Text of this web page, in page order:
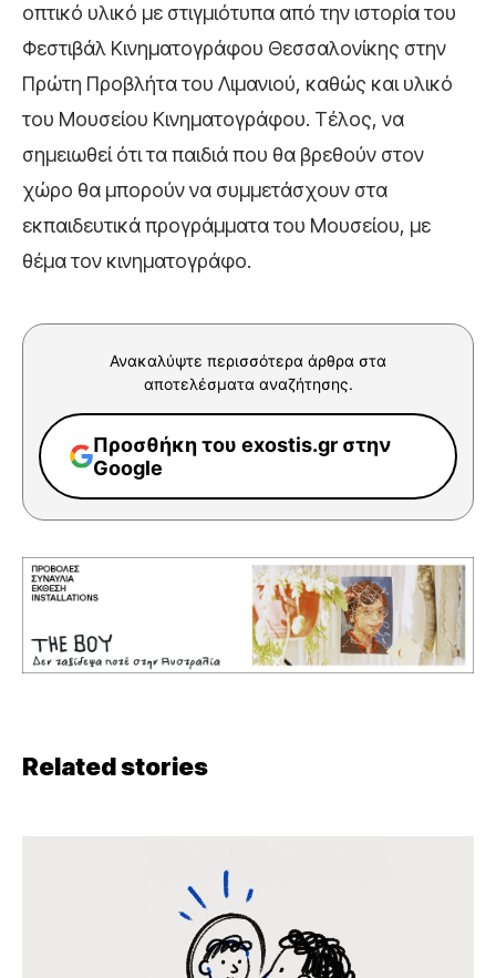
οπτικό υλικό με στιγμιότυπα από την ιστορία του
Φεστιβάλ Κινηματογράφου Θεσσαλονίκης στην
Πρώτη Προβλήτα του Λιμανιού, καθώς και υλικό
του Μουσείου Κινηματογράφου. Τέλος, να
σημειωθεί ότι τα παιδιά που θα βρεθούν στον
χώρο θα μπορούν να συμμετάσχουν στα
εκπαιδευτικά προγράμματα του Μουσείου, με
θέμα τον κινηματογράφο.
Ανακαλύψτε περισσότερα άρθρα στα
αποτελέσματα αναζήτησης.
Προσθήκη του exostis.gr στην
Google
Related stories